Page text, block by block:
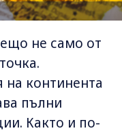
не само от
на континента
пълни
Както и по-